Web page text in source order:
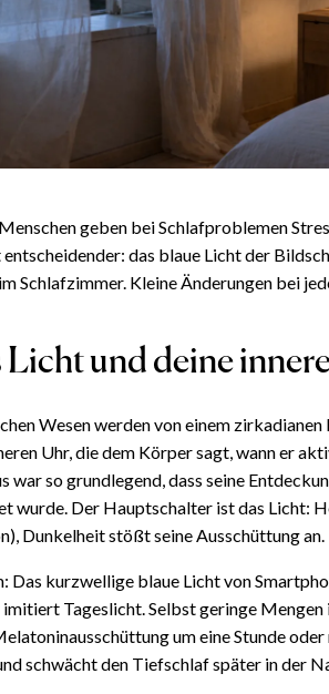
geben bei Schlafproblemen
das blaue Licht der
Schlafzimmer. Kleine Änderungen bei
Licht und deine
Wesen werden von einem
Uhr, die dem Körper sagt, wann er
war so grundlegend, dass seine
wurde. Der Hauptschalter ist das Licht:
Dunkelheit stößt seine Ausschüttung an.
Das kurzwellige blaue Licht von
Tageslicht. Selbst geringe Mengen
um eine Stunde
schwächt den Tiefschlaf später in der